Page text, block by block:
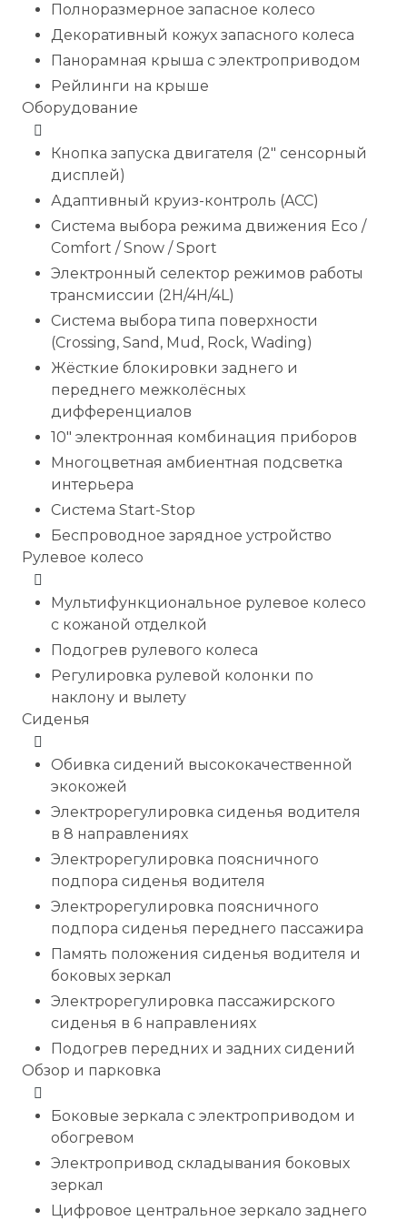
Полноразмерное запасное колесо
Декоративный кожух запасного колеса
Панорамная крыша с электроприводом
Рейлинги на крыше
Оборудование
Кнопка запуска двигателя (2" сенсорный
дисплей)
Адаптивный круиз-контроль (ACC)
Система выбора режима движения Eco /
Comfort / Snow / Sport
Электронный селектор режимов работы
трансмиссии (2H/4H/4L)
Система выбора типа поверхности
(Crossing, Sand, Mud, Rock, Wading)
Жёсткие блокировки заднего и
переднего межколёсных
дифференциалов
10" электронная комбинация приборов
Многоцветная амбиентная подсветка
интерьера
Система Start-Stop
Беспроводное зарядное устройство
Рулевое колесо
Мультифункциональное рулевое колесо
с кожаной отделкой
Подогрев рулевого колеса
Регулировка рулевой колонки по
наклону и вылету
Сиденья
Обивка сидений высококачественной
экокожей
Электрорегулировка сиденья водителя
в 8 направлениях
Электрорегулировка поясничного
подпора сиденья водителя
Электрорегулировка поясничного
подпора сиденья переднего пассажира
Память положения сиденья водителя и
боковых зеркал
Электрорегулировка пассажирского
сиденья в 6 направлениях
Подогрев передних и задних сидений
Обзор и парковка
Боковые зеркала с электроприводом и
обогревом
Электропривод складывания боковых
зеркал
Цифровое центральное зеркало заднего